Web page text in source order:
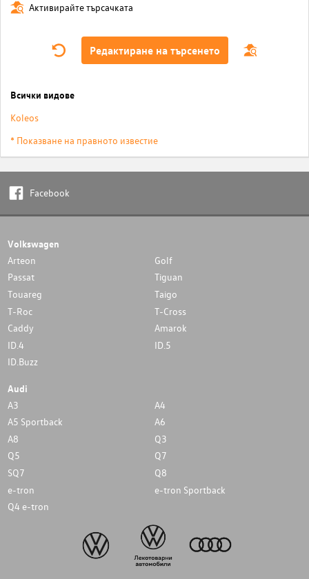
Активирайте търсачката
Редактиране на търсенето
Всички видове
Koleos
* Показване на правното известие
Facebook
Volkswagen
Arteon
Golf
Passat
Tiguan
Touareg
Taigo
T-Roc
T-Cross
Caddy
Amarok
ID.4
ID.5
ID.Buzz
Audi
A3
A4
A5 Sportback
A6
A8
Q3
Q5
Q7
SQ7
Q8
e-tron
e-tron Sportback
Q4 e-tron